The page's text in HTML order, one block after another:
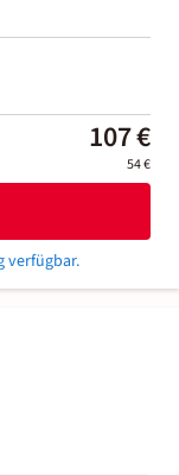
107 €
54 €
verfügbar.